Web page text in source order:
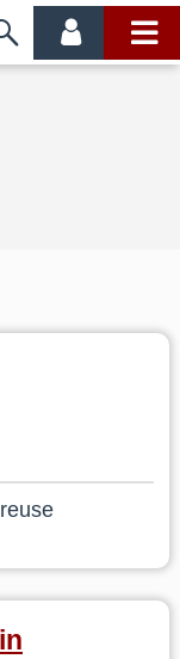
Passer
menu
menu